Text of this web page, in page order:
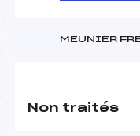
MEUNIER
Non traités